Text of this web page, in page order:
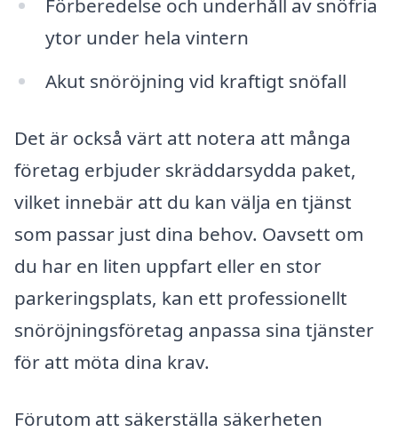
ytor under hela vintern
Akut snöröjning vid kraftigt snöfall
Det är också värt att notera att många
företag erbjuder skräddarsydda paket,
vilket innebär att du kan välja en tjänst
som passar just dina behov. Oavsett om
du har en liten uppfart eller en stor
parkeringsplats, kan ett professionellt
snöröjningsföretag anpassa sina tjänster
för att möta dina krav.
Förutom att säkerställa säkerheten